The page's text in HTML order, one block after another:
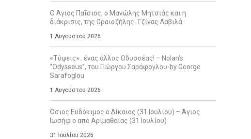
Ο Άγιος Παΐσιος, ο Μανώλης Μητσιάς και η
διάκρισις, της Ωραιοζήλης-Τζίνας Δαβιλά
1 Αυγούστου 2026
«Τύψεις»…ένας άλλος Οδυσσέας! – Nolan’s
“Odysseus”, του Γιώργου Σαράφογλου-by George
Sarafoglou
1 Αυγούστου 2026
Όσιος Ευδόκιμος ο Δίκαιος (31 Ιουλίου) – Άγιος
Ιωσήφ ο από Αριμαθαίας (31 Ιουλίου)
31 Ιουλίου 2026